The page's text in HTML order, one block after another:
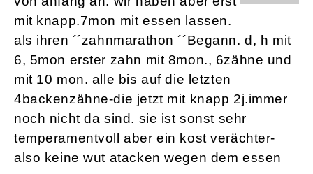
mit knapp.7mon mit essen lassen.
als ihren ´´zahnmarathon ´´Begann. d, h mit
6, 5mon erster zahn mit 8mon., 6zähne und
mit 10 mon. alle bis auf die letzten
4backenzähne-die jetzt mit knapp 2j.immer
noch nicht da sind. sie ist sonst sehr
temperamentvoll aber ein kost verächter-
also keine wut atacken wegen dem essen